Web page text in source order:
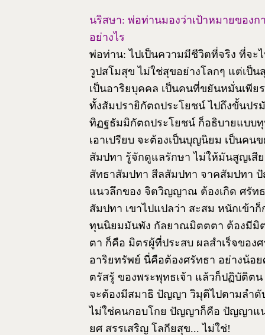
นริสษา: พ่อท่านมองว่าเป้าหมายของก
อย่างไร
พ่อท่าน: ไปเป็นความมีชีวิตที่จริง ที่จะ
วูปสโมสุข ไม่ใช่สุขอย่างโลกๆ แต่เ
เป็นอาริยบุคคล เป็นคนที่ขยันหมั่นเพี
ทั้งสัมปรายิกัตถประโยชน์ ไปถึงขั้นป
ทิฏฐธัมมิกัตถประโยชน์ ก็อธิบายแบบ
เอาเปรียบ จะต้องเป็นบุญนิยม เป็นค
สัมปทา รู้จักดูแลรักษา ไม่ให้มันสูญเสี
สัทธาสัมปทา สีลสัมปทา จาคสัมปทา
แนวลึกของ จิตวิญญาณ ต้องเกิด ศรัท
สัมปทา เขาไปแปลว่า สะสม หนักเข้า
ทุนนิยมมันพัง กัลยาณมิตตตา ต้องมีมิ
ตา ก็คือ มิตรผู้ที่ประสบ ผลสำเร็จขอ
อาริยทรัพย์ นี่คือต้องศรัทธา อย่างน้อ
ตรัสรู้ ของพระพุทธเจ้า แล้วก็ปฏิบัติต
จะต้องมีสมาธิ ปัญญา วิมุติไปตามลำดั
ไม่ใช่คนกอบโกย ปัญญาก็คือ ปัญญาแ
ยศ สรรเสริญ โลกียสุข... ไม่ใช่!